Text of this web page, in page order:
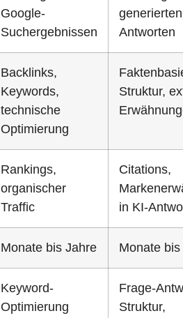
Google-
Suchergebnissen
generierten
Antworten
Backlinks,
Keywords,
technische
Optimierung
Struktur,
Rankings,
organischer
Traffic
Citations,
in KI-
Monate bis Jahre Monate
Keyword-
Optimierung
Frage-
Struktur,